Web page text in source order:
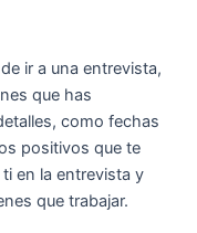
ir a una entrevista,
que has
como fechas
positivos que te
en la entrevista y
que trabajar.